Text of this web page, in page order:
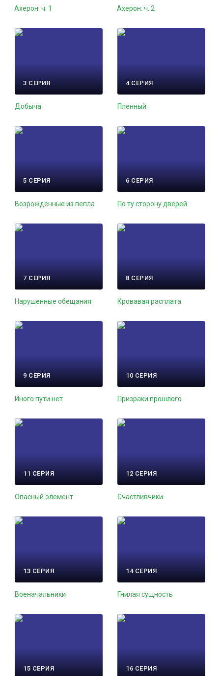
Ахерон: ч. 1 Ахерон: ч. 2
3 СЕРИЯ
Добыча
4 СЕРИЯ
Пленный
5 СЕРИЯ
Возрожденные из пепла
6 СЕРИЯ
По ту сторону дверей
7 СЕРИЯ
Нарушенные обещания
8 СЕРИЯ
Кровавая расплата
9 СЕРИЯ
Иного пути нет
10 СЕРИЯ
Призраки прошлого
11 СЕРИЯ
Опасный элемент
12 СЕРИЯ
Счастливчики
13 СЕРИЯ
Военачальники
14 СЕРИЯ
Гнилая сущность
15 СЕРИЯ 16 СЕРИЯ